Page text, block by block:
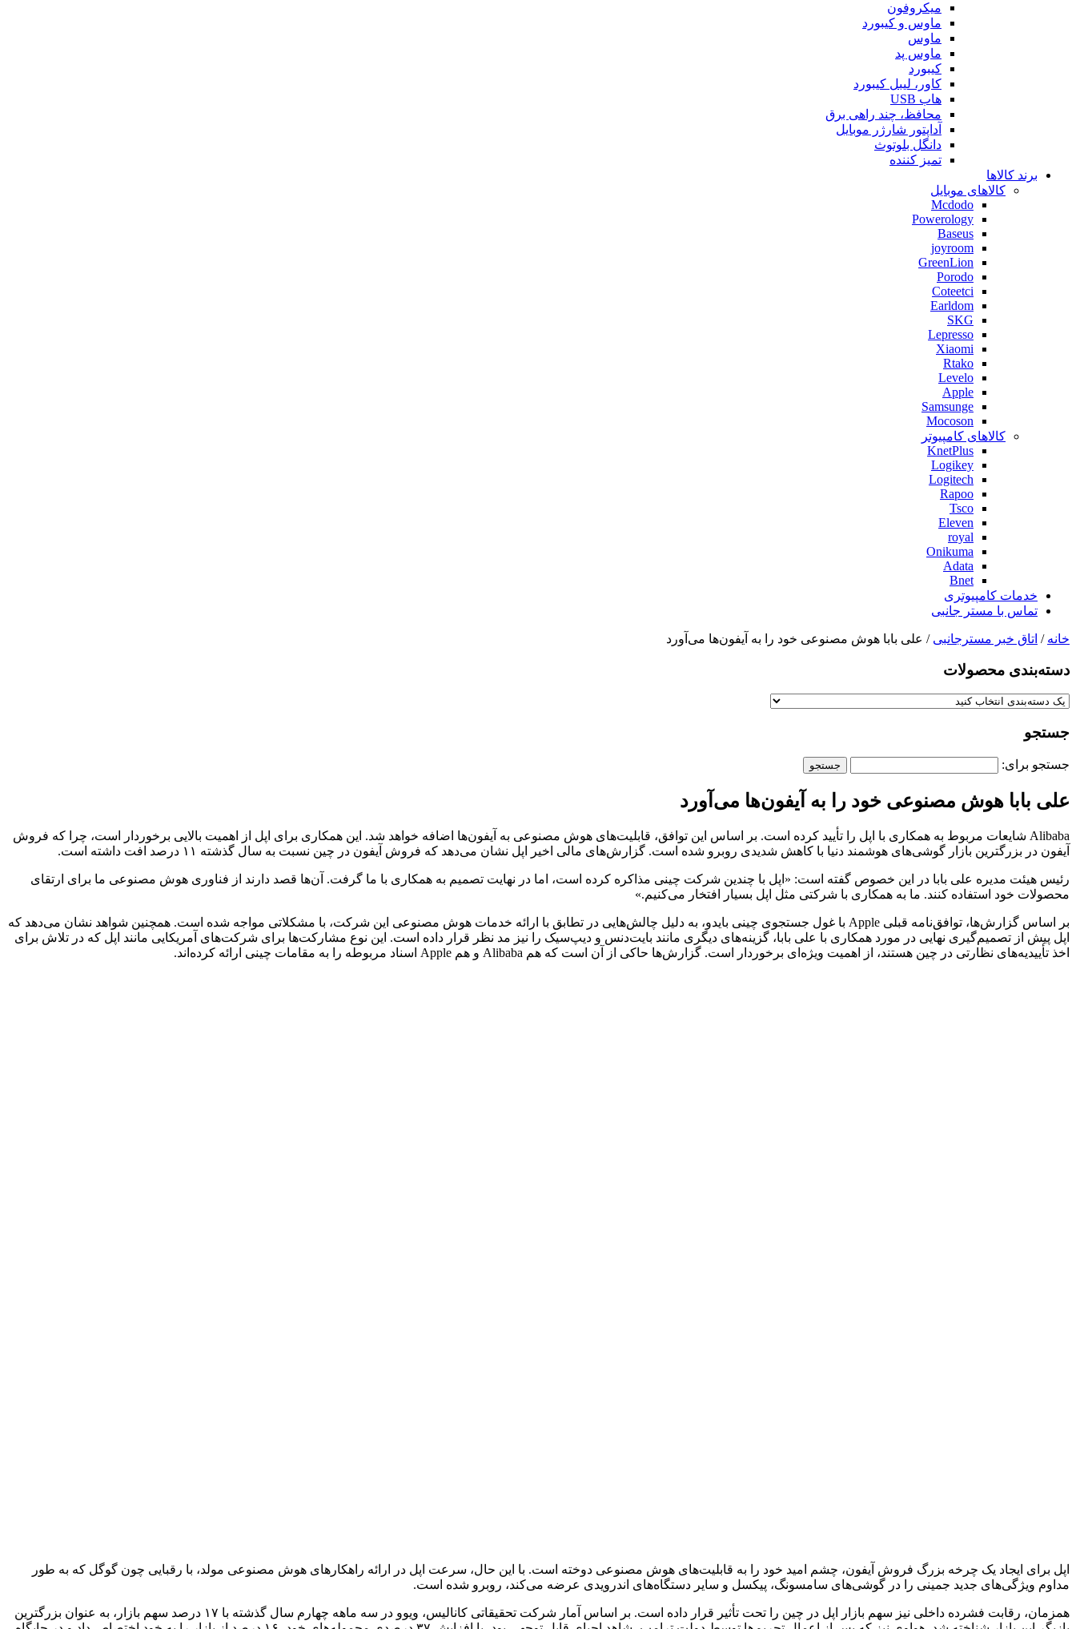
میکروفون
ماوس و کیبورد
ماوس
ماوس پد
کیبورد
کاور، لیبل کیبورد
هاب USB
محافظ، چند راهی برق
آداپتور شارژر موبایل
دانگل بلوتوث
تمیز کننده
برند کالاها
کالاهای موبایل
Mcdodo
Powerology
Baseus
joyroom
GreenLion
Porodo
Coteetci
Earldom
SKG
Lepresso
Xiaomi
Rtako
Levelo
Apple
Samsunge
Mocoson
کالاهای کامپیوتر
KnetPlus
Logikey
Logitech
Rapoo
Tsco
Eleven
royal
Onikuma
Adata
Bnet
خدمات کامپیوتری
تماس با مستر جانبی
خانه / اتاق خبر مسترجانبی / علی بابا هوش مصنوعی خود را به آیفون‌ها می‌آورد
دسته‌بندی‌ محصولات
جستجو
جستجو برای:
علی بابا هوش مصنوعی خود را به آیفون‌ها می‌آورد
Alibaba شایعات مربوط به همکاری با اپل را تأیید کرده است. بر اساس این توافق، قابلیت‌های هوش مصنوعی به آیفون‌ها اضافه خواهد شد. این همکاری برای اپل از اهمیت بالایی برخوردار است، چرا که فروش
آیفون در بزرگترین بازار گوشی‌های هوشمند دنیا با کاهش شدیدی روبرو شده است. گزارش‌های مالی اخیر اپل نشان می‌دهد که فروش آیفون در چین نسبت به سال گذشته ۱۱ درصد افت داشته است.
رئیس هیئت مدیره علی بابا در این خصوص گفته است: «اپل با چندین شرکت چینی مذاکره کرده است، اما در نهایت تصمیم به همکاری با ما گرفت. آن‌ها قصد دارند از فناوری هوش مصنوعی ما برای ارتقای
محصولات خود استفاده کنند. ما به همکاری با شرکتی مثل اپل بسیار افتخار می‌کنیم.»
بر اساس گزارش‌ها، توافق‌نامه قبلی Apple با غول جستجوی چینی بایدو، به دلیل چالش‌هایی در تطابق با ارائه خدمات هوش مصنوعی این شرکت، با مشکلاتی مواجه شده است. همچنین شواهد نشان می‌دهد که
اپل پیش از تصمیم‌گیری نهایی در مورد همکاری با علی بابا، گزینه‌های دیگری مانند بایت‌دنس و دیپ‌سیک را نیز مد نظر قرار داده است. این نوع مشارکت‌ها برای شرکت‌های آمریکایی مانند اپل که در تلاش برای
اخذ تأییدیه‌های نظارتی در چین هستند، از اهمیت ویژه‌ای برخوردار است. گزارش‌ها حاکی از آن است که هم Alibaba و هم Apple اسناد مربوطه را به مقامات چینی ارائه کرده‌اند.
اپل برای ایجاد یک چرخه بزرگ فروش آیفون، چشم امید خود را به قابلیت‌های هوش مصنوعی دوخته است. با این حال، سرعت اپل در ارائه راهکارهای هوش مصنوعی مولد، با رقبایی چون گوگل که به طور
مداوم ویژگی‌های جدید جمینی را در گوشی‌های سامسونگ، پیکسل و سایر دستگاه‌های اندرویدی عرضه می‌کند، روبرو شده است.
همزمان، رقابت فشرده داخلی نیز سهم بازار اپل در چین را تحت تأثیر قرار داده است. بر اساس آمار شرکت تحقیقاتی کانالیس، ویوو در سه ماهه چهارم سال گذشته با ۱۷ درصد سهم بازار، به عنوان بزرگترین